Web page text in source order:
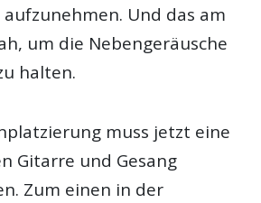
Und das am
um die Nebengeräusche
halten.
muss jetzt eine
Gitarre und Gesang
Zum einen in der